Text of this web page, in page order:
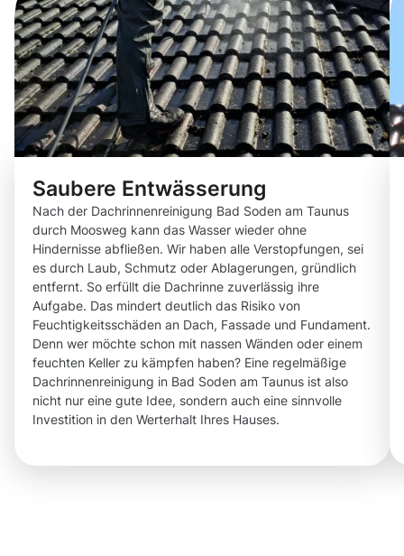
Saubere Entwässerung
Nach der Dachrinnenreinigung Bad Soden am Taunus
durch Moosweg kann das Wasser wieder ohne
Hindernisse abfließen. Wir haben alle Verstopfungen, sei
es durch Laub, Schmutz oder Ablagerungen, gründlich
entfernt. So erfüllt die Dachrinne zuverlässig ihre
Aufgabe. Das mindert deutlich das Risiko von
Feuchtigkeitsschäden an Dach, Fassade und Fundament.
Denn wer möchte schon mit nassen Wänden oder einem
feuchten Keller zu kämpfen haben? Eine regelmäßige
Dachrinnenreinigung in Bad Soden am Taunus ist also
nicht nur eine gute Idee, sondern auch eine sinnvolle
Investition in den Werterhalt Ihres Hauses.